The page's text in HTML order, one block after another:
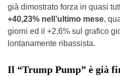
già dimostrato forza in quasi
+40,23% nell’ultimo mese,
giorni ed il +2,6% sul grafico
lontanamente ribassista.
Il “Trump Pump” è già